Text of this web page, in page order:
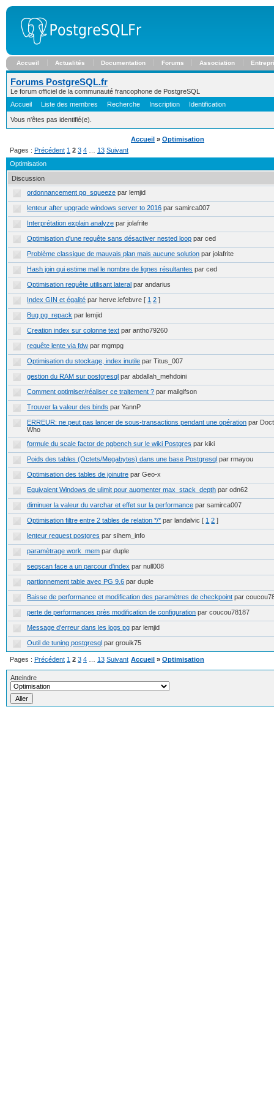
Accueil Actualités Documentation Forums Association
Forums PostgreSQL.fr
Le forum officiel de la communauté francophone de PostgreSQL
Accueil
Liste des membres Recherche Inscription Identification
Vous n'êtes pas identifié(e).
Accueil » Optimisation
Pages : Précédent 1 2 3 4 13 Suivant
Optimisation
Discussion
ordonnancement pg_squeeze par lemjid
lenteur after upgrade windows server to 2016 par samirca007
Interprétation explain analyze par jolafrite
Optimisation d'une requête sans désactiver nested loop par ced
Problème classique de mauvais plan mais aucune solution par jolafrite
Hash join qui estime mal le nombre de lignes résultantes par ced
Optimisation requête utilisant lateral par andarius
Index GIN et égalité par herve.lefebvre [ 1 2 ]
Bug pg_repack par lemjid
Creation index sur colonne text par antho79260
requête lente via fdw par mgmpg
Optimisation du stockage, index inutile par Titus_007
gestion du RAM sur postgresql par abdallah_mehdoini
Comment optimiser/réaliser ce traitement ? par mailgifson
Trouver la valeur des binds par YannP
ERREUR: ne peut pas lancer de sous-transactions pendant une opération par
Who
formule du scale factor de pgbench sur le wiki Postgres par kiki
Poids des tables (Octets/Megabytes) dans une base Postgresql par rmayou
Optimisation des tables de joinutre par Geo-x
Equivalent Windows de ulimit pour augmenter max_stack_depth par odn62
diminuer la valeur du varchar et effet sur la performance par samirca007
Optimisation filtre entre 2 tables de relation */* par landalvic [ 1 2 ]
lenteur request postgres par sihem_info
paramètrage work_mem par duple
seqscan face a un parcour d'index par null008
partionnement table avec PG 9.6 par duple
Baisse de performance et modification des paramètres de checkpoint par
perte de performances près modification de configuration par coucou78187
Message d'erreur dans les logs pg par lemjid
Outil de tuning postgresql par grouik75
Pages : Précédent 1 2 3 4 13 Suivant Accueil » Optimisation
Atteindre